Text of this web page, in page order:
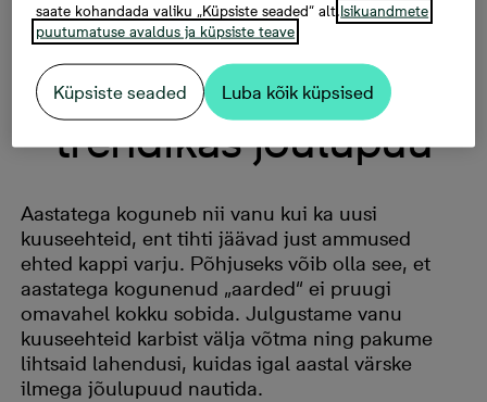
Kujunda vanade
kuuseehetega
trendikas jõulupuu
Aastatega koguneb nii vanu kui ka uusi
kuuseehteid, ent tihti jäävad just ammused
ehted kappi varju. Põhjuseks võib olla see, et
aastatega kogunenud „aarded“ ei pruugi
omavahel kokku sobida. Julgustame vanu
kuuseehteid karbist välja võtma ning pakume
lihtsaid lahendusi, kuidas igal aastal värske
ilmega jõulupuud nautida.
saate kohandada valiku „Küpsiste seaded“ alt. Isikuandmete
puutumatuse avaldus ja küpsiste teave
Küpsiste seaded Luba kõik küpsised